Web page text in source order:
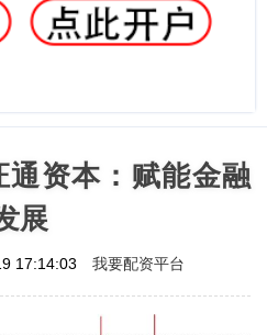
资本：赋能金融
展
17:14:03 我要配资平台